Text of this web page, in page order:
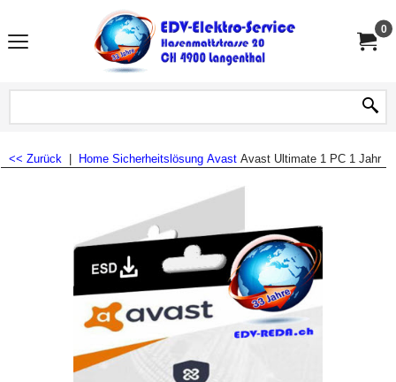
0
<< Zurück Home Sicherheitslösung Avast Avast Ultimate 1 PC 1 Jahr